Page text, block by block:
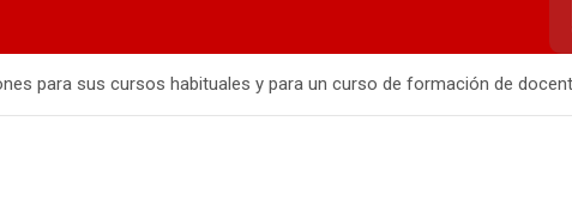
para sus cursos habituales y para un curso de formación de